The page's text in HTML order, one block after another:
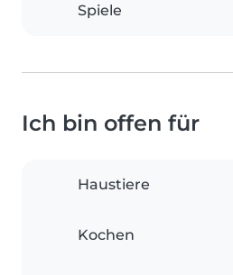
Spiele
Ich bin offen für
Haustiere
Kochen